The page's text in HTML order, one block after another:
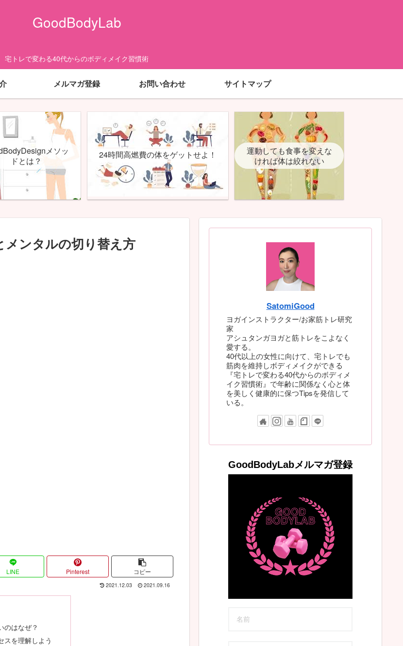
GoodBodyLab
宅トレで変わる40代からのボディメイク習慣術
メルマガ登録 お問い合わせ サイトマップ
メソッ
ドとは？
24時間高燃費の体をゲットせよ！
運動しても食事を変えな
ければ体は絞れない
ンタルの切り替え方
LINE Pinterest コピー
2021.12.03 2021.09.16
のはなぜ？
スを理解しよう
SatomiGood
ヨガインストラクター/お家筋トレ研究
家
アシュタンガヨガと筋トレをこよなく
愛する。
40代以上の女性に向けて、宅トレでも
筋肉を維持しボディメイクができる
『宅トレで変わる40代からのボディメ
イク習慣術』で年齢に関係なく心と体
を美しく健康的に保つTipsを発信して
いる。
GoodBodyLabメルマガ登録